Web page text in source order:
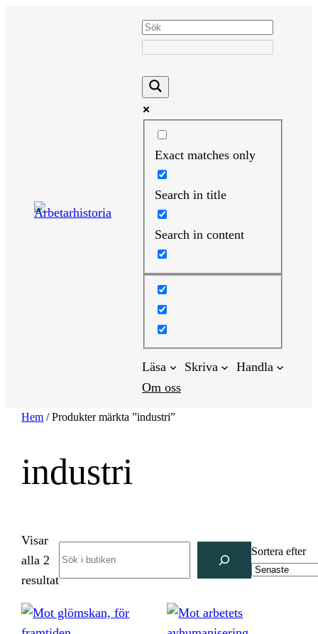
Exact matches only
Search in title
Search in content
Läsa Skriva
Handla
Om oss
Hem / Produkter märkta ”industri”
industri
Visar
alla 2
resultatSortera
senaste
Sortera efter